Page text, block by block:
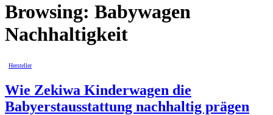
Browsing: Babywagen
Nachhaltigkeit
Hersteller
Wie Zekiwa Kinderwagen die
Babyerstausstattung nachhaltig prägen